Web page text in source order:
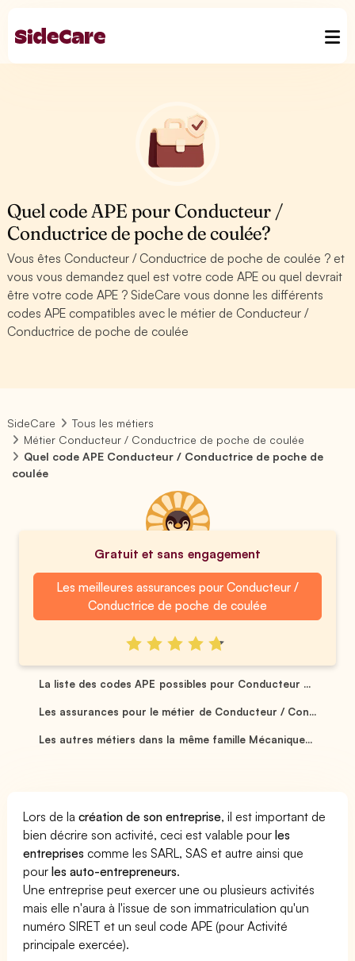
Quel code APE pour Conducteur /
Conductrice de poche de coulée?
Vous êtes Conducteur / Conductrice de poche de coulée ? et
vous vous demandez quel est votre code APE ou quel devrait
être votre code APE ? SideCare vous donne les différents
codes APE compatibles avec le métier de Conducteur /
Conductrice de poche de coulée
SideCare
Tous les métiers
Métier Conducteur / Conductrice de poche de coulée
Quel code APE Conducteur / Conductrice de poche de
coulée
Gratuit et sans engagement
Les meilleures assurances pour Conducteur /
Conductrice de poche de coulée
La liste des codes APE possibles pour Conducteur ...
Les assurances pour le métier de Conducteur / Con...
Les autres métiers dans la même famille Mécanique...
Lors de lacréation de son entreprise, il est important de
bien décrire son activité, ceci est valable pourles
entreprises comme les SARL, SAS et autre ainsi que
pourles auto-entrepreneurs.
Une entreprise peut exercer une ou plusieurs activités
mais elle n'aura à l'issue de son immatriculation qu'un
numéro SIRET et un seul code APE (pour Activité
principale exercée).